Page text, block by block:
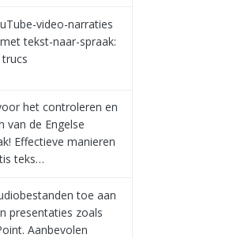
video-narraties
tekst-naar-spraak:
het controleren en
van de Engelse
Effectieve manieren
teks…
toe aan
presentaties zoals
Aanbevolen